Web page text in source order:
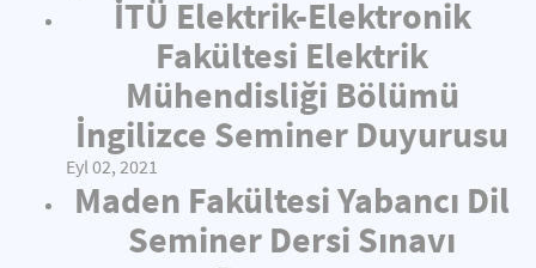
İTÜ Elektrik-Elektronik
Fakültesi Elektrik
Mühendisliği Bölümü
İngilizce Seminer Duyurusu
Eyl 02, 2021
Maden Fakültesi Yabancı Dil
Seminer Dersi Sınavı